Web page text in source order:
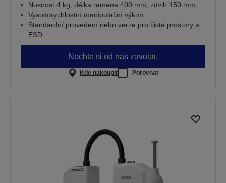
Nosnost 4 kg, délka ramena 400 mm, zdvih 150 mm
Vysokorychlostní manipulační výkon
Standardní provedení nebo verze pro čisté prostory a
ESD
Nechte si od nás zavolat.
Kde nakoupit Porovnat